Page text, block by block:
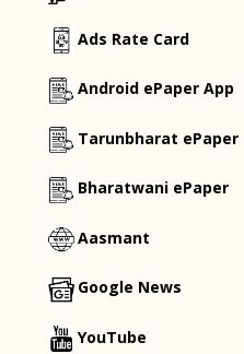
Ads Rate Card
Android ePaper App
Tarunbharat ePaper
Bharatwani ePaper
Aasmant
Google News
YouTube